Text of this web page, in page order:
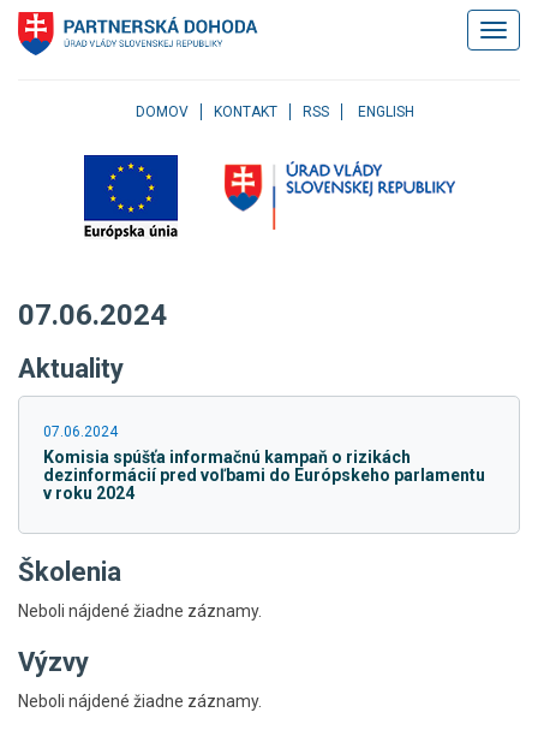
Klávesové
skratky
Skočiť
menu
na
Skočiť
pätičku
DOMOV KONTAKT RSS ENGLISH
07.06.2024
Aktuality
07.06.2024
Komisia spúšťa informačnú kampaň o rizikách
dezinformácií pred voľbami do Európskeho parlamentu
v roku 2024
Školenia
Neboli nájdené žiadne záznamy.
Výzvy
Neboli nájdené žiadne záznamy.